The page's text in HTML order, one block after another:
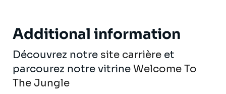
Additional information
Découvrez notre site carrière et
parcourez notre vitrine Welcome To
The Jungle